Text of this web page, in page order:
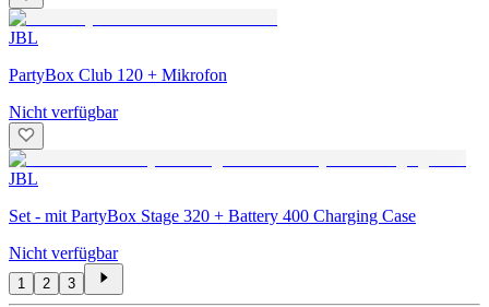
JBL
PartyBox Club 120 + Mikrofon
Nicht verfügbar
JBL
Set - mit PartyBox Stage 320 + Battery 400 Charging Case
Nicht verfügbar
1 2 3